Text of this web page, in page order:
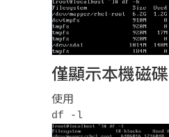
僅顯示本機磁碟
使用
df -l